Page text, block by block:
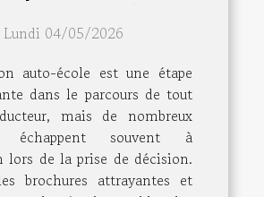
Lundi 04/05/2026
auto-école est une étape
dans le parcours de tout
mais de nombreux
échappent souvent à
lors de la prise de décision.
brochures attrayantes et